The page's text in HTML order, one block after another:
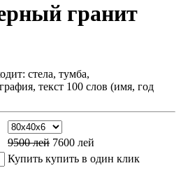
гранит
стела, тумба,
текст 100 слов (имя, год
9500лей 7600 лей
Купить купить в один клик